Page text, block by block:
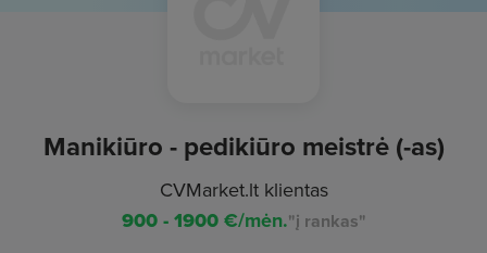
Manikiūro - pedikiūro meistrė (-as)
CVMarket.lt klientas
900 - 1900€/mėn."į rankas"